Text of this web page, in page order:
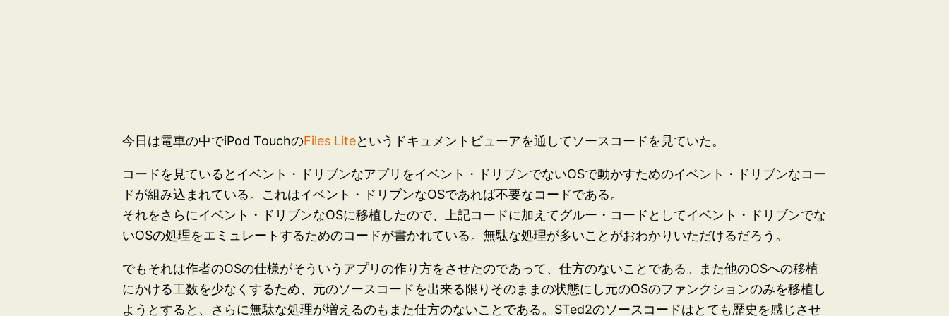
今日は電車の中でiPod TouchのFiles Liteというドキュメントビューアを通してソースコードを見ていた。
コードを見ているとイベント・ドリブンなアプリをイベント・ドリブンでないOSで動かすためのイベント・ドリブンなコー
ドが組み込まれている。これはイベント・ドリブンなOSであれば不要なコードである。
それをさらにイベント・ドリブンなOSに移植したので、上記コードに加えてグルー・コードとしてイベント・ドリブンでな
いOSの処理をエミュレートするためのコードが書かれている。無駄な処理が多いことがおわかりいただけるだろう。
でもそれは作者のOSの仕様がそういうアプリの作り方をさせたのであって、仕方のないことである。また他のOSへの移植
にかける工数を少なくするため、元のソースコードを出来る限りそのままの状態にし元のOSのファンクションのみを移植し
ようとすると、さらに無駄な処理が増えるのもまた仕方のないことである。STed2のソースコードはとても歴史を感じさせ